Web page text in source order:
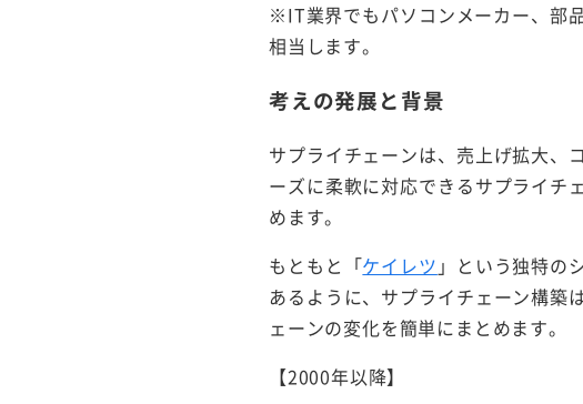
※IT業界でもパソコンメーカー、部
相当します。
考えの発展と背景
サプライチェーンは、売上げ拡大、
ーズに柔軟に対応できるサプライチ
めます。
もともと「ケイレツ 」という独特の
あるように、サプライチェーン構築
ェーンの変化を簡単にまとめます。
【2000年以降】